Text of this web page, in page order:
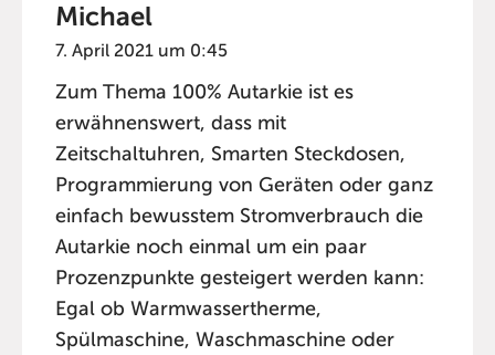
Michael
7. April 2021 um 0:45
Zum Thema 100% Autarkie ist es
erwähnenswert, dass mit
Zeitschaltuhren, Smarten Steckdosen,
Programmierung von Geräten oder ganz
einfach bewusstem Stromverbrauch die
Autarkie noch einmal um ein paar
Prozenzpunkte gesteigert werden kann:
Egal ob Warmwassertherme,
Spülmaschine, Waschmaschine oder